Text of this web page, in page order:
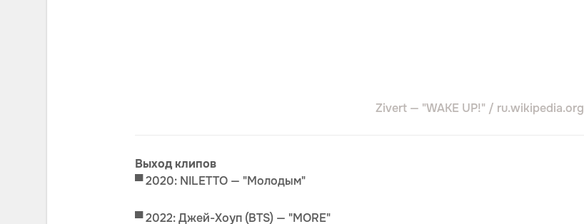
Zivert — "WAKE UP!" / ru.wikipedia.org
Выход клипов
▀ 2020: NILETTO — "Молодым"
▀ 2022: Джей-Хоуп (BTS) — "MORE"